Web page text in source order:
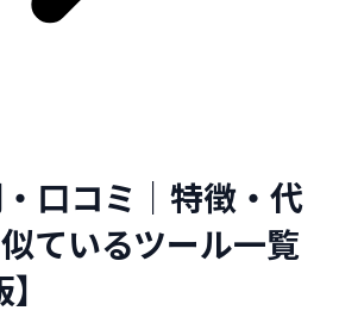
口コミ｜特徴・代
ているツール一覧